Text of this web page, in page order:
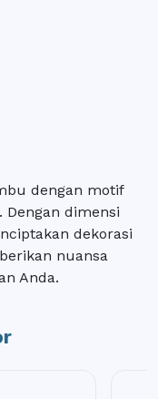
dengan motif
dimensi
dekorasi
nuansa
Anda.